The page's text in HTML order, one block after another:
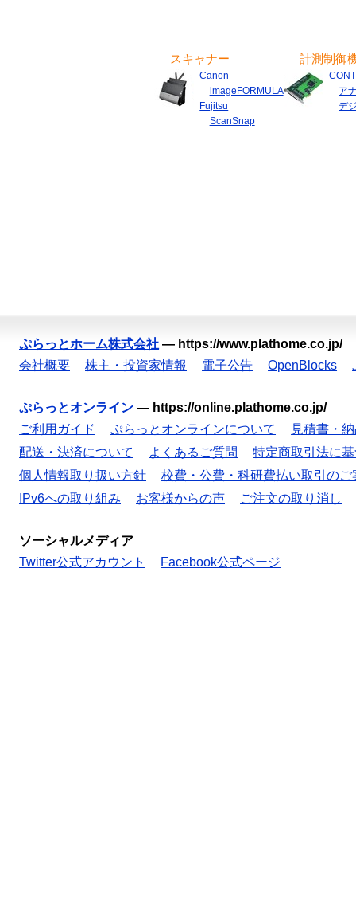
スキャナー
Canon
imageFORMULA
Fujitsu
ScanSnap
計測制御
ア
デ
ぷらっとホーム株式会社 — https://www.plathome.co.jp/
会社概要
株主・投資家情報 電子公告 OpenBlocks
ぷらっとオンライン — https://online.plathome.co.jp/
ご利用ガイド
ぷらっとオンラインについて
見積書・
配送・決済について
よくあるご質問
特定商取引法に
個人情報取り扱い方針
校費・公費・科研費払い取引のご
IPv6への取り組み
お客様からの声 ご注文の取り消し
ソーシャルメディア
Twitter公式アカウント
Facebook公式ページ